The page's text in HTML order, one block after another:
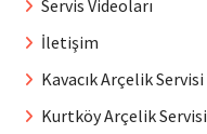
Servis Videoları
İletişim
Kavacık Arçelik Servisi
Kurtköy Arçelik Servisi